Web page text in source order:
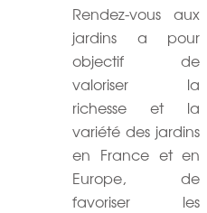
Rendez-vous aux
jardins a pour
objectif de
valoriser la
richesse et la
variété des jardins
en France et en
Europe, de
favoriser les